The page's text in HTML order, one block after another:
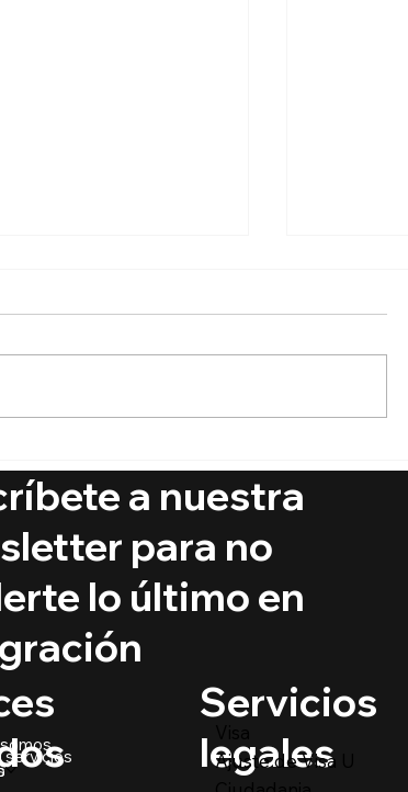
Septiembre 2025a nuestra
para no
lo último en
servicios
Servicios
legales
Ajuste de Visa U